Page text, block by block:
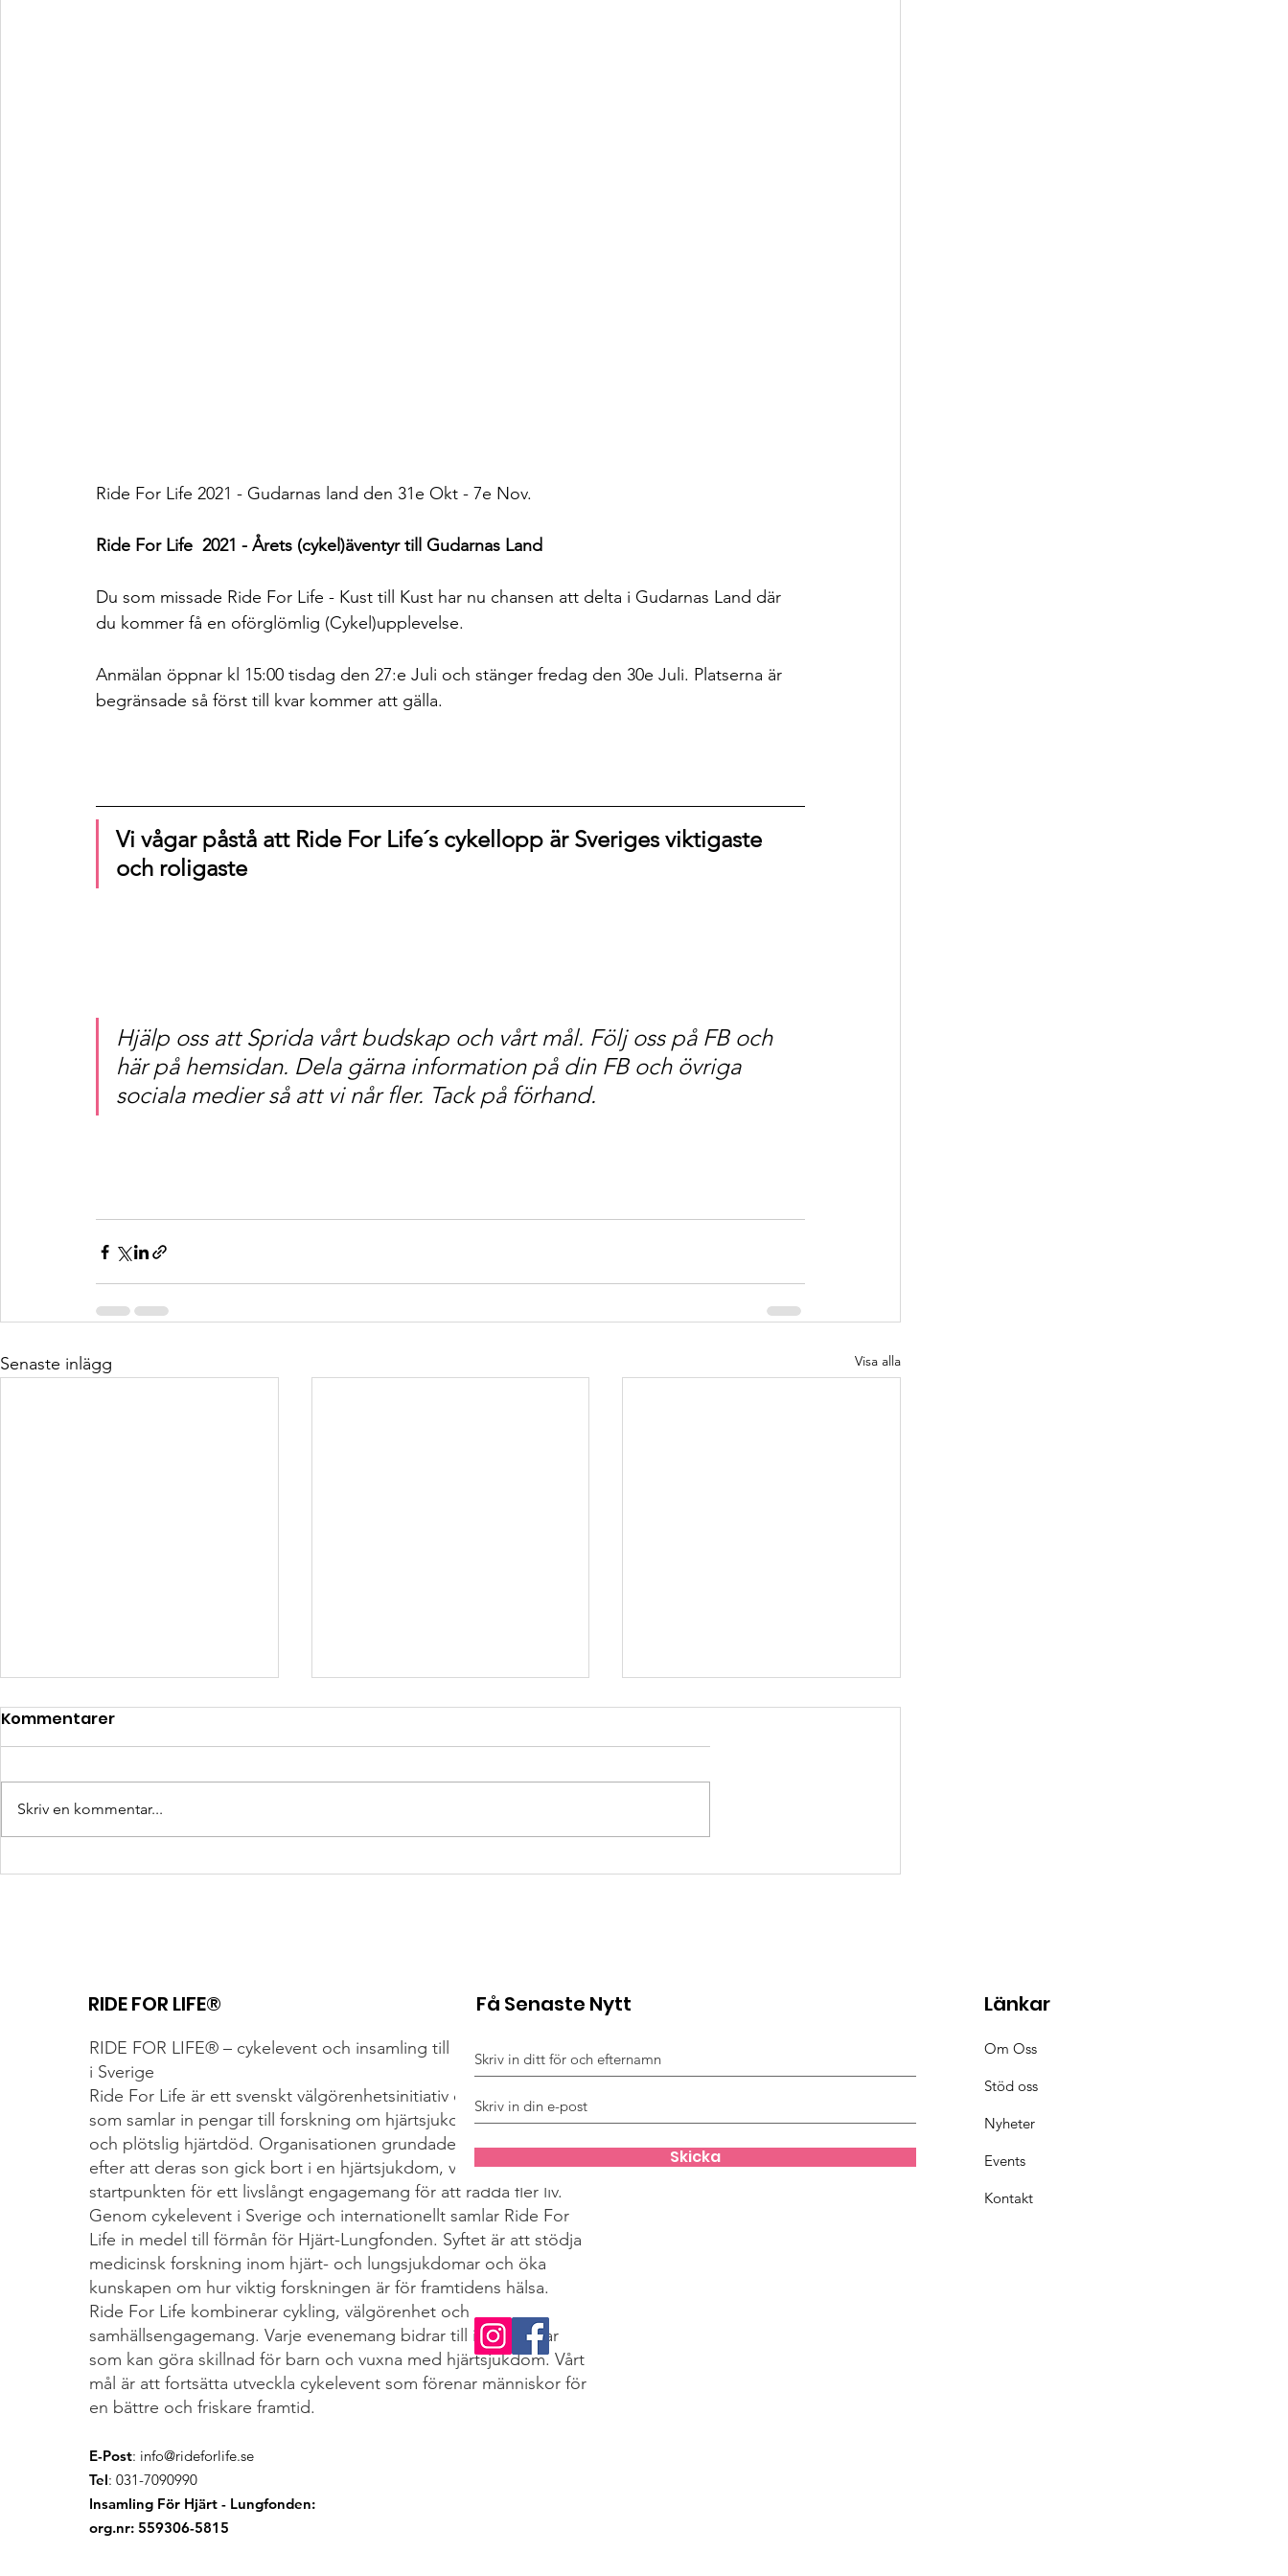
Ride For Life 2021 - Gudarnas land den 31e Okt - 7e Nov.
Ride For Life  2021 - Årets (cykel)äventyr till Gudarnas Land
Du som missade Ride For Life - Kust till Kust har nu chansen att delta i Gudarnas Land där
du kommer få en oförglömlig (Cykel)upplevelse.
Anmälan öppnar kl 15:00 tisdag den 27:e Juli och stänger fredag den 30e Juli. Platserna är
begränsade så först till kvar kommer att gälla.
Vi vågar påstå att Ride For Life´s cykellopp är Sveriges viktigaste
och roligaste
Hjälp oss att Sprida vårt budskap och vårt mål. Följ oss på FB och
här på hemsidan. Dela gärna information på din FB och övriga
sociala medier så att vi når fler. Tack på förhand.
Senaste inlägg Visa alla
HERMES – När en enkel idé
Främlingar första dagen
Håll ut – våren väntar i
Kommentarer
Skriv en kommentar...
RIDE FOR LIFE®
RIDE FOR LIFE® – cykelevent och insamling till Hjärt-Lungfonden
i Sverige
Ride For Life är ett svenskt välgörenhetsinitiativ och cykelevent
som samlar in pengar till forskning om hjärtsjukdom, hjärtstopp
och plötslig hjärtdöd. Organisationen grundades av föräldrar
efter att deras son gick bort i en hjärtsjukdom, vilket blev
startpunkten för ett livslångt engagemang för att rädda fler liv.
Genom cykelevent i Sverige och internationellt samlar Ride For
Life in medel till förmån för Hjärt-Lungfonden. Syftet är att stödja
medicinsk forskning inom hjärt- och lungsjukdomar och öka
kunskapen om hur viktig forskningen är för framtidens hälsa.
Ride For Life kombinerar cykling, välgörenhet och
samhällsengagemang. Varje evenemang bidrar till insamlingar
som kan göra skillnad för barn och vuxna med hjärtsjukdom. Vårt
mål är att fortsätta utveckla cykelevent som förenar människor för
en bättre och friskare framtid.
E-Post: info@rideforlife.se
Tel: 031-7090990
Insamling För Hjärt - Lungfonden:
org.nr: 559306-5815
Få Senaste Nytt
Skicka
Länkar
Om Oss
Stöd oss
Nyheter
Events
Kontakt